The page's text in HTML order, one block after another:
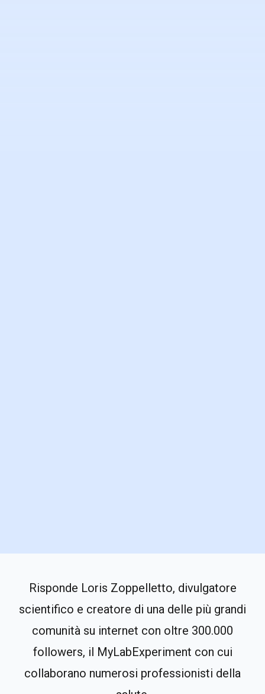
Risponde Loris Zoppelletto, divulgatore
scientifico e creatore di una delle più grandi
comunità su internet con oltre 300.000
followers, il MyLabExperiment con cui
collaborano numerosi professionisti della